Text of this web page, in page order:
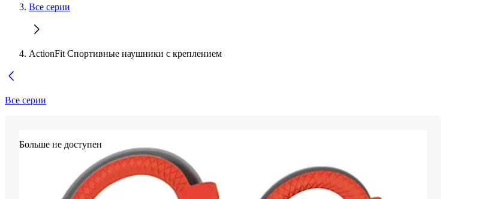
Все серии
ActionFit Спортивные наушники с креплением
Все серии
Больше не доступен